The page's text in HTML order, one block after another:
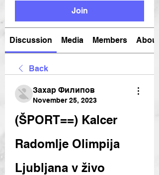
Join
Discussion Media Members About
Back
Захар Филипов
November 25, 2023
(ŠPORT==) Kalcer
Radomlje Olimpija
Ljubljana v živo